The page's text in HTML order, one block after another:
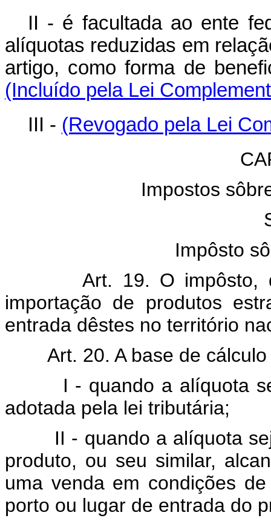
II - é facultada ao ente
alíquotas reduzidas em
artigo, como forma de
(Incluído pela Lei
III - (Revogado pela Lei
Impostos
Impôsto
Art. 19. O impôsto, de
importação de produtos
entrada dêstes no território
Art. 20. A base de cálculo
I - quando a alíquota
adotada pela lei tributária;
II - quando a alíquota
produto, ou seu similar,
uma venda em condições
porto ou lugar de entrada do